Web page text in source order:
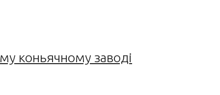
коньячному заводі